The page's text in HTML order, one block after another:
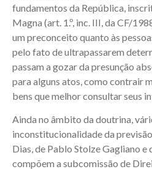
fundamentos da República,
Magna (art. 1.º, inc. III, da CF/
um preconceito quanto às
pelo fato de ultrapassarem
passam a gozar da presunção
para alguns atos, como contrair
bens que melhor consultar seus
Ainda no âmbito da doutrina,
inconstitucionalidade da
Dias, de Pablo Stolze Gagliano e
compõem a subcomissão de